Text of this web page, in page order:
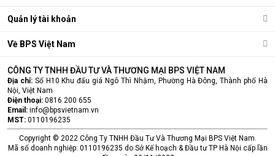
Quản lý tài khoản
Về BPS Việt Nam
CÔNG TY TNHH ĐẦU TƯ VÀ THƯƠNG MẠI BPS VIỆT NAM
Địa chỉ: Số H10 Khu đấu giá Ngô Thì Nhậm, Phường Hà Đông, Thành phố Hà
Nội, Việt Nam
Điện thoại: 0816 200 655
Email: info@bpsvietnam.vn
MST: 0110196235
Copyright © 2022 Công Ty TNHH Đầu Tư Và Thương Mại BPS Việt Nam.
Mã số doanh nghiệp: 0110196235 do Sở Kế hoạch & Đầu tư TP Hà Nội cấp lần